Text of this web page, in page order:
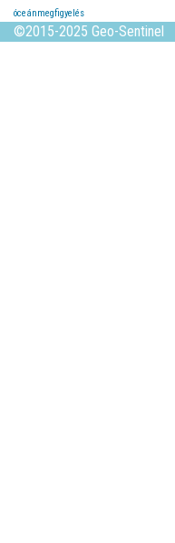
óceánmegfigyelés
©2015-2025 Geo-Sentinel